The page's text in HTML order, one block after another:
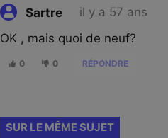
Sartre
il y a 57 ans
OK , mais quoi de neuf?
0 0 RÉPONDRE
SUR LE MÊME SUJET